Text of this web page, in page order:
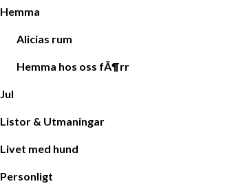
Hemma
Alicias rum
Hemma hos oss fÃ¶rr
Jul
Listor & Utmaningar
Livet med hund
Personligt